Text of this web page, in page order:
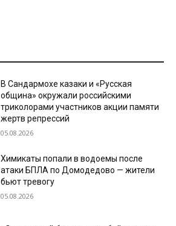
В Сандармохе казаки и «Русская
община» окружали российскими
триколорами участников акции памяти
жертв репрессий
05.08.2026
Химикаты попали в водоемы после
атаки БПЛА по Домодедово — жители
бьют тревогу
05.08.2026